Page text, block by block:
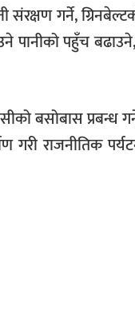
गर्ने,
पानीको पहुँच
बसोबास प्रबन्ध
गरी राजनीतिक